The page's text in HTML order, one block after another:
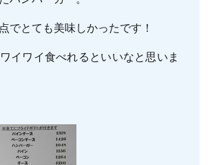
親知らずの抜歯
顎関節症
でとても美味しかったです！
イワイ食べれるといいなと思いま